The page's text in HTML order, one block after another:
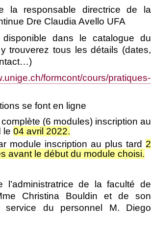
la responsable directrice de la
Dre Claudia Avello UFA
disponible dans le catalogue du
trouverez tous les détails (dates,
formcont/cours/pratiques-
se font en ligne
(6 modules) inscription au
le 04 avril 2022.
module inscription au plus tard 2
avant le début du module choisi.
l’administratrice de la faculté de
Christina Bouldin et de son
service du personnel M. Diego